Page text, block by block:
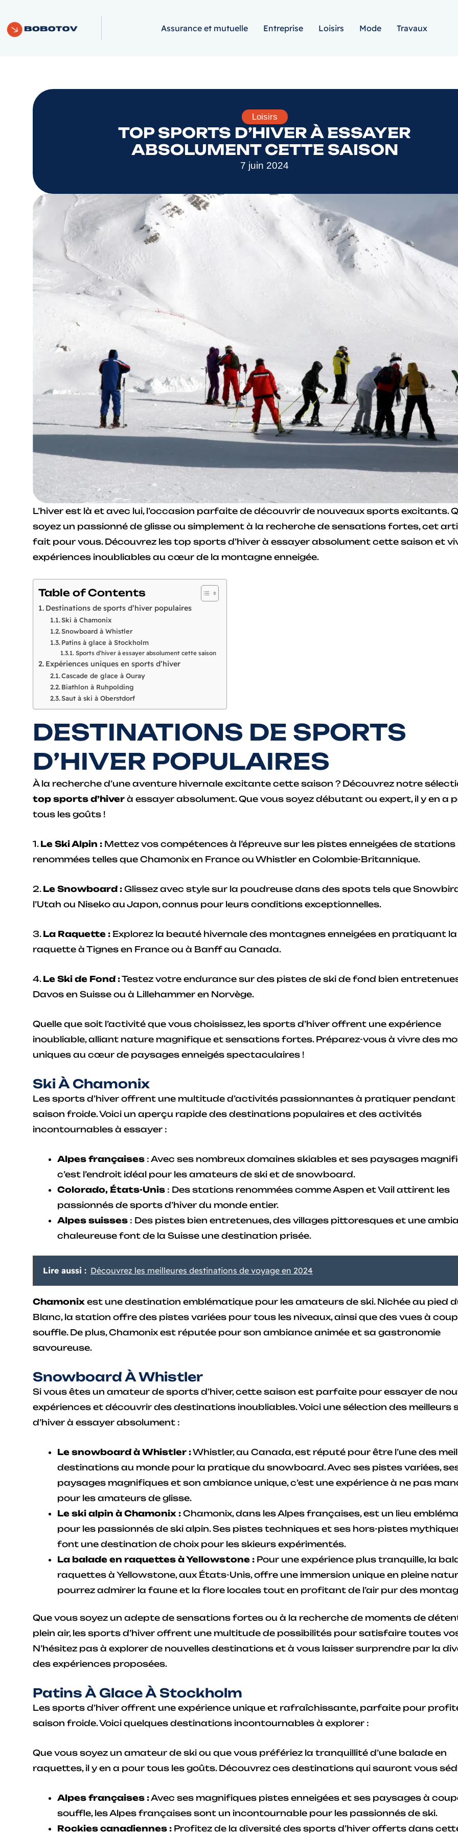
Assurance et mutuelle Entreprise Loisirs Mode Travaux
Loisirs
TOP SPORTS D’HIVER À ESSAYER
ABSOLUMENT CETTE SAISON
7 juin 2024
L’hiver est là et avec lui, l’occasion parfaite de découvrir de nouveaux sports excitants.
soyez un passionné de glisse ou simplement à la recherche de sensations fortes, cet
fait pour vous. Découvrez les top sports d’hiver à essayer absolument cette saison et
expériences inoubliables au cœur de la montagne enneigée.
Table of Contents
Destinations de sports d’hiver populaires
Ski à Chamonix
Snowboard à Whistler
Patins à glace à Stockholm
Sports d’hiver à essayer absolument cette saison
Expériences uniques en sports d’hiver
Cascade de glace à Ouray
Biathlon à Ruhpolding
Saut à ski à Oberstdorf
DESTINATIONS DE SPORTS
D’HIVER POPULAIRES
À la recherche d’une aventure hivernale excitante cette saison ? Découvrez notre
top sports d’hiver à essayer absolument. Que vous soyez débutant ou expert, il y en a
tous les goûts !
1. Le Ski Alpin : Mettez vos compétences à l’épreuve sur les pistes enneigées de stations
renommées telles que Chamonix en France ou Whistler en Colombie-Britannique.
2. Le Snowboard : Glissez avec style sur la poudreuse dans des spots tels que
l’Utah ou Niseko au Japon, connus pour leurs conditions exceptionnelles.
3. La Raquette : Explorez la beauté hivernale des montagnes enneigées en pratiquant la
raquette à Tignes en France ou à Banff au Canada.
4. Le Ski de Fond :Testez votre endurance sur des pistes de ski de fond bien
Davos en Suisse ou à Lillehammer en Norvège.
Quelle que soit l’activité que vous choisissez, les sports d’hiver offrent une expérience
inoubliable, alliant nature magnifique et sensations fortes. Préparez-vous à vivre des
uniques au cœur de paysages enneigés spectaculaires !
Ski À Chamonix
Les sports d’hiver offrent une multitude d’activités passionnantes à pratiquer pendant
saison froide. Voici un aperçu rapide des destinations populaires et des activités
incontournables à essayer :
Alpes françaises : Avec ses nombreux domaines skiables et ses paysages
c’est l’endroit idéal pour les amateurs de ski et de snowboard.
Colorado, États-Unis : Des stations renommées comme Aspen et Vail attirent les
passionnés de sports d’hiver du monde entier.
Alpes suisses : Des pistes bien entretenues, des villages pittoresques et une
chaleureuse font de la Suisse une destination prisée.
Lire aussi : Découvrez les meilleures destinations de voyage en 2024
Chamonix est une destination emblématique pour les amateurs de ski. Nichée au pied
Blanc, la station offre des pistes variées pour tous les niveaux, ainsi que des vues à
souffle. De plus, Chamonix est réputée pour son ambiance animée et sa gastronomie
savoureuse.
Snowboard À Whistler
Si vous êtes un amateur de sports d’hiver, cette saison est parfaite pour essayer de
expériences et découvrir des destinations inoubliables. Voici une sélection des meilleurs
d’hiver à essayer absolument :
Le snowboard à Whistler :Whistler, au Canada, est réputé pour être l’une des
destinations au monde pour la pratique du snowboard. Avec ses pistes variées,
paysages magnifiques et son ambiance unique, c’est une expérience à ne pas
pour les amateurs de glisse.
Le ski alpin à Chamonix : Chamonix, dans les Alpes françaises, est un lieu
pour les passionnés de ski alpin. Ses pistes techniques et ses hors-pistes
font une destination de choix pour les skieurs expérimentés.
La balade en raquettes à Yellowstone : Pour une expérience plus tranquille, la
raquettes à Yellowstone, aux États-Unis, offre une immersion unique en pleine
pourrez admirer la faune et la flore locales tout en profitant de l’air pur des
Que vous soyez un adepte de sensations fortes ou à la recherche de moments de
plein air, les sports d’hiver offrent une multitude de possibilités pour satisfaire toutes
N’hésitez pas à explorer de nouvelles destinations et à vous laisser surprendre par la
des expériences proposées.
Patins À Glace À Stockholm
Les sports d’hiver offrent une expérience unique et rafraîchissante, parfaite pour
saison froide. Voici quelques destinations incontournables à explorer :
Que vous soyez un amateur de ski ou que vous préfériez la tranquillité d’une balade en
raquettes, il y en a pour tous les goûts. Découvrez ces destinations qui sauront vous
Alpes françaises :Avec ses magnifiques pistes enneigées et ses paysages à
souffle, les Alpes françaises sont un incontournable pour les passionnés de ski.
Rockies canadiennes : Profitez de la diversité des sports d’hiver offerts dans